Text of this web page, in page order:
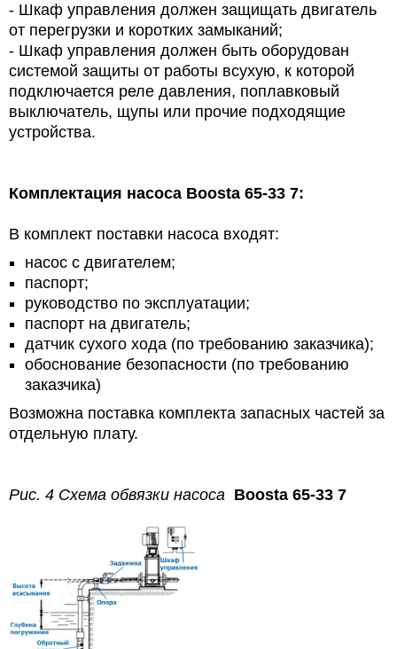
- Шкаф управления должен защищать двигатель
от перегрузки и коротких замыканий;
- Шкаф управления должен быть оборудован
системой защиты от работы всухую, к которой
подключается реле давления, поплавковый
выключатель, щупы или прочие подходящие
устройства.
Комплектация насоса Boosta 65-33 7:
В комплект поставки насоса входят:
насос с двигателем;
паспорт;
руководство по эксплуатации;
паспорт на двигатель;
датчик сухого хода (по требованию заказчика);
обоснование безопасности (по требованию
заказчика)
Возможна поставка комплекта запасных частей за
отдельную плату.
Рис. 4 Схема обвязки насоса Boosta 65-33 7